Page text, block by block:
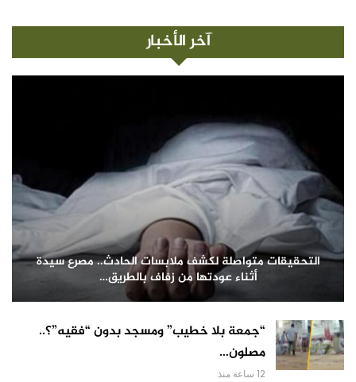
آخر الأخبار
التحقيقات متواصلة لكشف ملابسات الحادث.. مصرع سيدة
أثناء عودتها من زفاف بالطريق…
“جمعة بلا خطيب” ومسجد بدون “فقيه”؟..
مصلون…
12 ساعة منذ